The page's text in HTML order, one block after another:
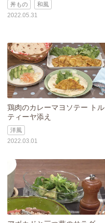
丼もの
和風
2022.05.31
鶏肉のカレーマヨソテー トル
ティーヤ添え
洋風
2022.03.01